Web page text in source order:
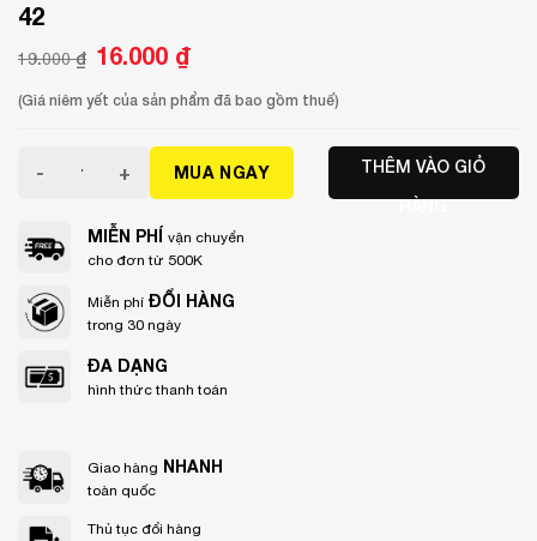
42
19.000₫ Giá
gốc
19.000 ₫.
16.000 ₫Giá
là:
(Giá niêm yết của sản phẩm đã bao gồm thuế)
Dép Sục Nam Gucci Horsebit Slipper 746321-AACAX-
MUA NGAY
THÊM VÀO GIỎ
HÀNG
MIỄN PHÍ vận chuyển
cho đơn từ 500K
Miễn phí ĐỔI HÀNG
trong 30 ngày
ĐA DẠNG
hình thức thanh toán
Giao hàng NHANH
toàn quốc
Thủ tục đổi hàng